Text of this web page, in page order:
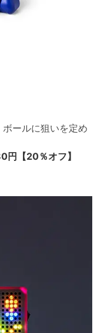
ールに狙いを定め
【20％オフ】